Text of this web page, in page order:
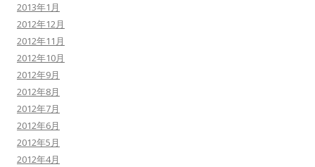
2013年1月
2012年12月
2012年11月
2012年10月
2012年9月
2012年8月
2012年7月
2012年6月
2012年5月
2012年4月